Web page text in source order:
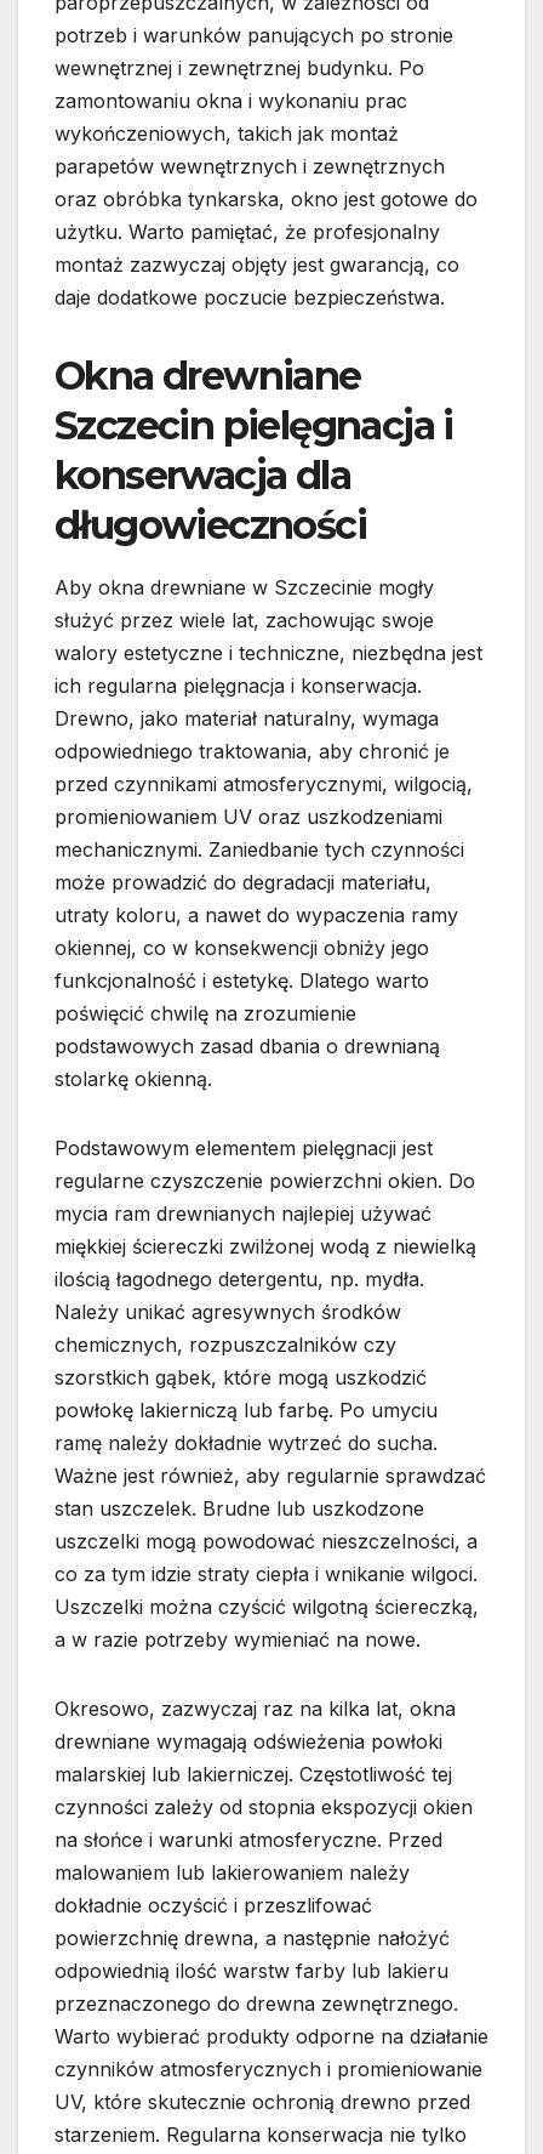
potrzeb i warunków panujących po stronie
wewnętrznej i zewnętrznej budynku. Po
zamontowaniu okna i wykonaniu prac
wykończeniowych, takich jak montaż
parapetów wewnętrznych i zewnętrznych
oraz obróbka tynkarska, okno jest gotowe do
użytku. Warto pamiętać, że profesjonalny
montaż zazwyczaj objęty jest gwarancją, co
daje dodatkowe poczucie bezpieczeństwa.
Okna drewniane
Szczecin pielęgnacja i
konserwacja dla
długowieczności
Aby okna drewniane w Szczecinie mogły
służyć przez wiele lat, zachowując swoje
walory estetyczne i techniczne, niezbędna jest
ich regularna pielęgnacja i konserwacja.
Drewno, jako materiał naturalny, wymaga
odpowiedniego traktowania, aby chronić je
przed czynnikami atmosferycznymi, wilgocią,
promieniowaniem UV oraz uszkodzeniami
mechanicznymi. Zaniedbanie tych czynności
może prowadzić do degradacji materiału,
utraty koloru, a nawet do wypaczenia ramy
okiennej, co w konsekwencji obniży jego
funkcjonalność i estetykę. Dlatego warto
poświęcić chwilę na zrozumienie
podstawowych zasad dbania o drewnianą
stolarkę okienną.
Podstawowym elementem pielęgnacji jest
regularne czyszczenie powierzchni okien. Do
mycia ram drewnianych najlepiej używać
miękkiej ściereczki zwilżonej wodą z niewielką
ilością łagodnego detergentu, np. mydła.
Należy unikać agresywnych środków
chemicznych, rozpuszczalników czy
szorstkich gąbek, które mogą uszkodzić
powłokę lakierniczą lub farbę. Po umyciu
ramę należy dokładnie wytrzeć do sucha.
Ważne jest również, aby regularnie sprawdzać
stan uszczelek. Brudne lub uszkodzone
uszczelki mogą powodować nieszczelności, a
co za tym idzie straty ciepła i wnikanie wilgoci.
Uszczelki można czyścić wilgotną ściereczką,
a w razie potrzeby wymieniać na nowe.
Okresowo, zazwyczaj raz na kilka lat, okna
drewniane wymagają odświeżenia powłoki
malarskiej lub lakierniczej. Częstotliwość tej
czynności zależy od stopnia ekspozycji okien
na słońce i warunki atmosferyczne. Przed
malowaniem lub lakierowaniem należy
dokładnie oczyścić i przeszlifować
powierzchnię drewna, a następnie nałożyć
odpowiednią ilość warstw farby lub lakieru
przeznaczonego do drewna zewnętrznego.
Warto wybierać produkty odporne na działanie
czynników atmosferycznych i promieniowanie
UV, które skutecznie ochronią drewno przed
starzeniem. Regularna konserwacja nie tylko